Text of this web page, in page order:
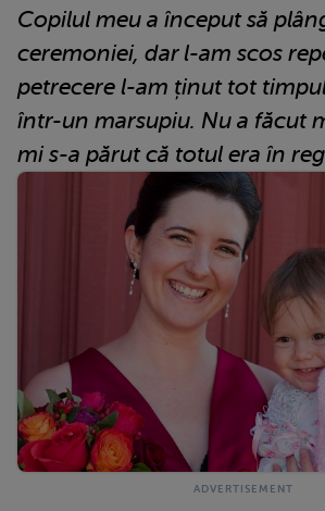
Copilul meu a început să
ceremoniei, dar l-am scos
petrecere l-am ținut tot
într-un marsupiu. Nu a făcut
mi s-a părut că totul era în